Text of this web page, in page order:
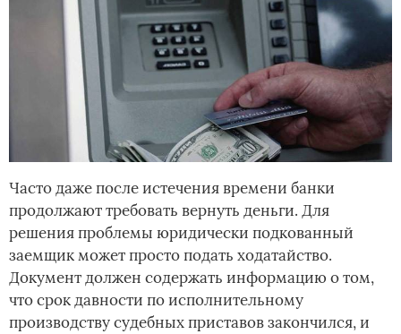
Часто даже после истечения времени банки
продолжают требовать вернуть деньги. Для
решения проблемы юридически подкованный
заемщик может просто подать ходатайство.
Документ должен содержать информацию о том,
что срок давности по исполнительному
производству судебных приставов закончился, и